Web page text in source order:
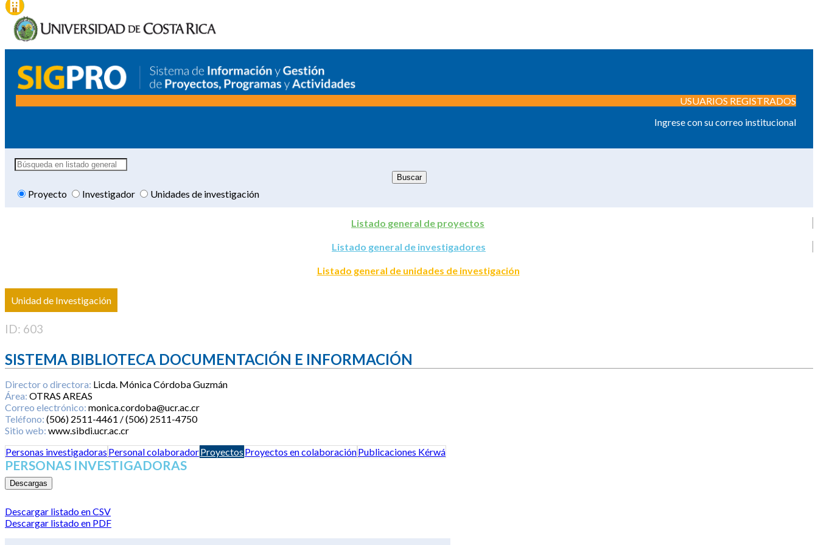
USUARIOS REGISTRADOS
Ingrese con su correo institucional
Proyecto Investigador Unidades de investigación
Listado general de proyectos
Listado general de investigadores
Listado general de unidades de investigación
Unidad de Investigación
ID: 603
SISTEMA BIBLIOTECA DOCUMENTACIÓN E INFORMACIÓN
Director o directora: Licda. Mónica Córdoba Guzmán
Área: OTRAS AREAS
Correo electrónico: monica.cordoba@ucr.ac.cr
Teléfono: (506) 2511-4461 / (506) 2511-4750
Sitio web: www.sibdi.ucr.ac.cr
Personas investigadoras Personal colaboradorProyectos Proyectos en colaboraciónPublicaciones Kérwá
PERSONAS INVESTIGADORAS
Descargas
Descargar listado en CSV
Descargar listado en PDF